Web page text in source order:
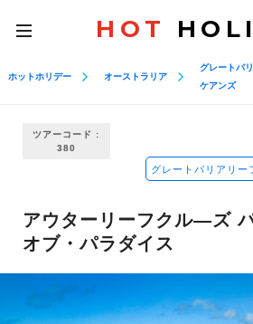
toggle
navigation
HOT
ホットホリデー オーストラリア
グレートバ
ケアンズ
ツアーコード :
380
グレートバリアリー
アウターリーフクル―ズ
オブ・パラダイス